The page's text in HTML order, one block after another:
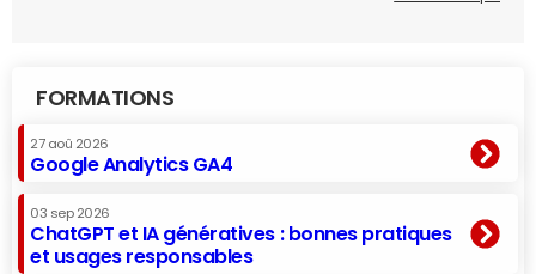
FORMATIONS
27 aoû 2026
Google Analytics GA4
03 sep 2026
ChatGPT et IA génératives : bonnes pratiques
et usages responsables